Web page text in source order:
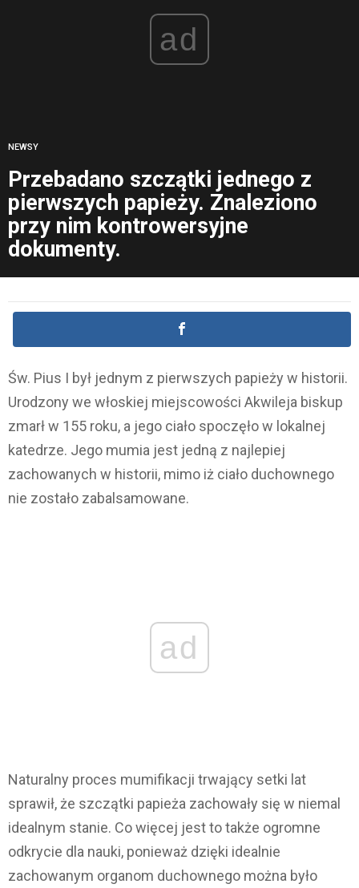
ad
NEWSY
Przebadano szczątki jednego z
pierwszych papieży. Znaleziono
przy nim kontrowersyjne
dokumenty.
Św. Pius I był jednym z pierwszych papieży w historii.
Urodzony we włoskiej miejscowości Akwileja biskup
zmarł w 155 roku, a jego ciało spoczęło w lokalnej
katedrze. Jego mumia jest jedną z najlepiej
zachowanych w historii, mimo iż ciało duchownego
nie zostało zabalsamowane.
ad
Naturalny proces mumifikacji trwający setki lat
sprawił, że szczątki papieża zachowały się w niemal
idealnym stanie. Co więcej jest to także ogromne
odkrycie dla nauki, ponieważ dzięki idealnie
zachowanym organom duchownego można było